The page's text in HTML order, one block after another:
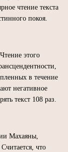
чтение текста
покоя.
этого
в течение
негативное
текст 108 раз.
Махаяны,
что